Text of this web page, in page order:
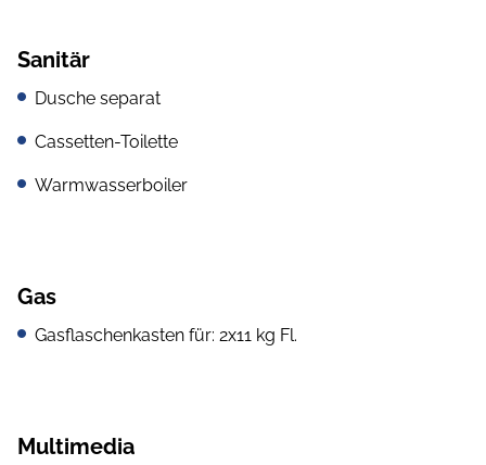
Sanitär
Dusche separat
Cassetten-Toilette
Warmwasserboiler
Gas
Gasflaschenkasten für: 2x11 kg Fl.
Multimedia